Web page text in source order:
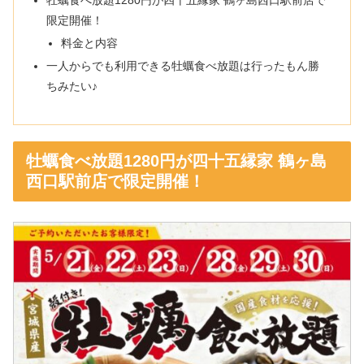
限定開催！
料金と内容
一人からでも利用できる牡蠣食べ放題は行ったもん勝
ちみたい♪
牡蠣食べ放題1280円が四十五縁家 鶴ヶ島
西口駅前店で限定開催！